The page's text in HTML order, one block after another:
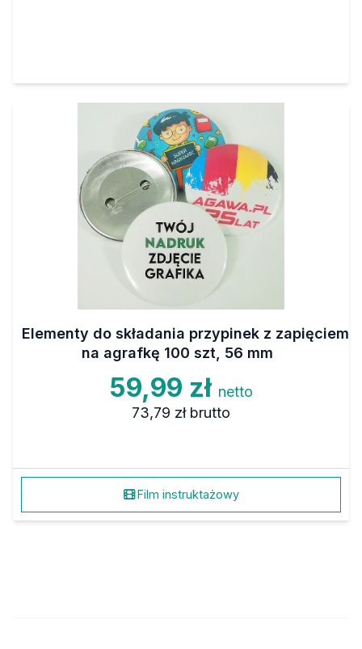
Elementy do składania przypinek z zapięciem
na agrafkę 100 szt, 56 mm
59,99 zł netto
73,79 zł brutto
Film instruktażowy